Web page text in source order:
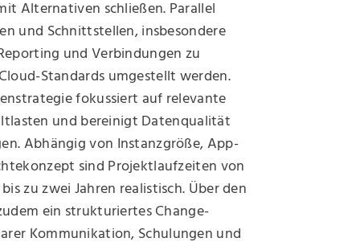
Alternativen schließen. Parallel
und Schnittstellen, insbesondere
und Verbindungen zu
Standards umgestellt werden.
fokussiert auf relevante
und bereinigt Datenqualität
Abhängig von Instanzgröße, App-
sind Projektlaufzeiten von
zu zwei Jahren realistisch. Über den
ein strukturiertes Change-
Kommunikation, Schulungen und